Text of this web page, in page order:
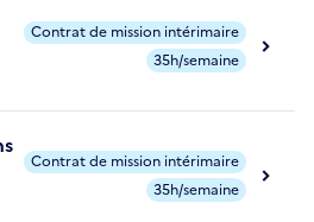
Contrat de mission intérimaire
35h/semaine
Contrat de mission intérimaire
35h/semaine